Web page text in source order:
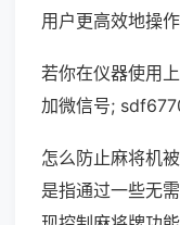
用户更高效地操作
若你在仪器使用
加微信号;
怎么防止麻将机
是指通过一些无